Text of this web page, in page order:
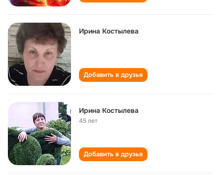
Ирина Костылева
Добавить в друзья
Ирина Костылева
45 лет
Добавить в друзья